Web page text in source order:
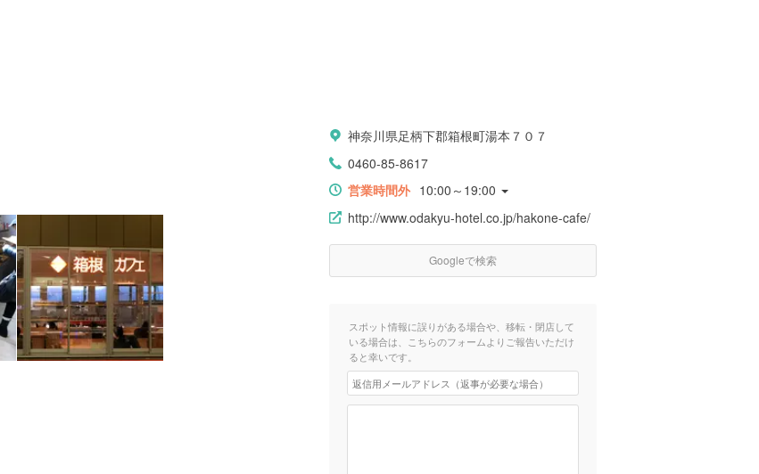
神奈川県足柄下郡箱根町湯本７０７
0460-85-8617
営業時間外 10:00～19:00
http://www.odakyu-hotel.co.jp/hakone-cafe/
Googleで検索
スポット情報に誤りがある場合や、移転・閉店して
いる場合は、こちらのフォームよりご報告いただけ
ると幸いです。